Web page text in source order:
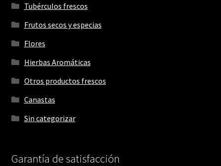
Tubérculos frescos
Frutos secos y especias
Flores
Hierbas Aromáticas
Otros productos frescos
Canastas
Sin categorizar
Garantía de satisfacción